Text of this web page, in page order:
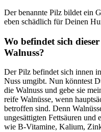
Der benannte Pilz bildet ein
eben schädlich für Deinen
Wo befindet sich
Walnuss?
Der Pilz befindet sich innen
Nuss umgibt. Nun könntest
die Walnuss und gebe sie
reife Walnüsse, wenn
betroffen sind. Denn
ungesättigten Fettsäuren und
wie B-Vitamine, Kalium,